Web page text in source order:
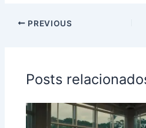
PREVIOUS
Posts